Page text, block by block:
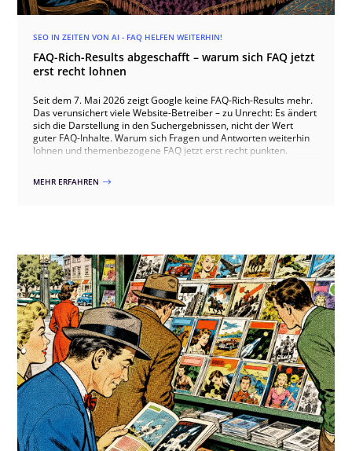
SEO IN ZEITEN VON AI - FAQ HELFEN WEITERHIN!
FAQ-Rich-Results abgeschafft – warum sich FAQ jetzt
erst recht lohnen
Seit dem 7. Mai 2026 zeigt Google keine FAQ-Rich-Results mehr.
Das verunsichert viele Website-Betreiber – zu Unrecht: Es ändert
sich die Darstellung in den Suchergebnissen, nicht der Wert
guter FAQ-Inhalte. Warum sich Fragen und Antworten weiterhin
lohnen und themenbezogene FAQ jetzt erst recht punkten.
MEHR ERFAHREN $